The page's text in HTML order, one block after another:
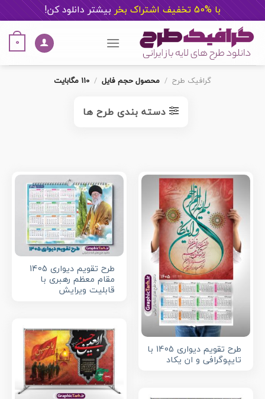
با %50 تخفیف اشتراک بخر بیشتر دانلود کن!
content
0
گرافیک طرح / محصول حجم فایل /
دسته بندی طرح ها
طرح تقویم دیواری 1405 با
تایپوگرافی و ان یکاد
طرح تقویم دیواری 1405
مقام معظم رهبری با
قابلیت ویرایش